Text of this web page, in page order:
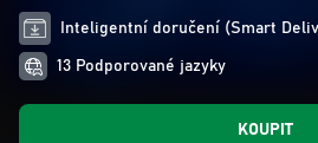
Inteligentní doručení (Smart
13 Podporované jazyky
KOUPIT